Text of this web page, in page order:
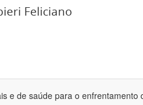
Feliciano
e de saúde para o